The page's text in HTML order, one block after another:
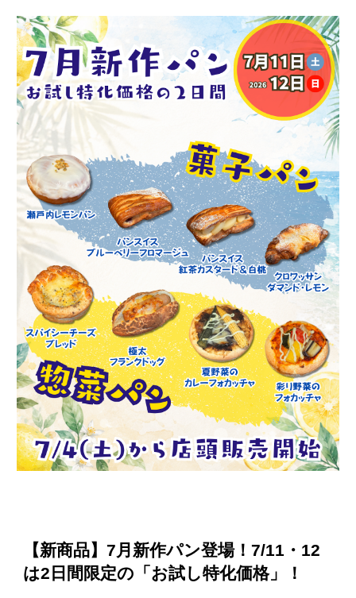
【新商品】7月新作パン登場！7/11・12
は2日間限定の「お試し特化価格」！